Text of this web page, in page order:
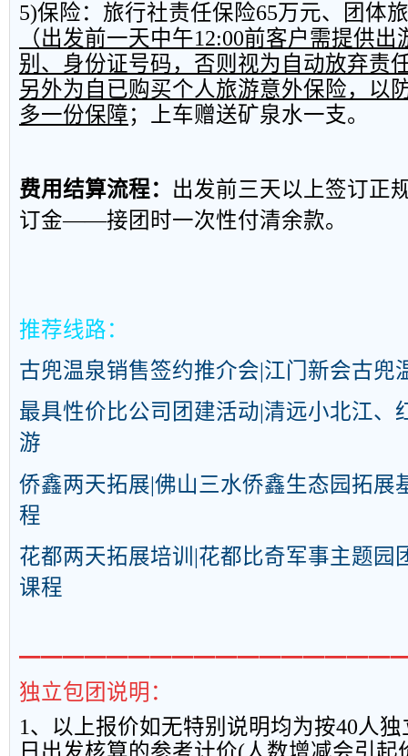
5)保险：旅行社责任保险65万元、团体
（出发前一天中午12:00前客户需提供出
别、身份证号码，否则视为自动放弃责
另外为自已购买个人旅游意外保险，以
多一份保障；上车赠送矿泉水一支。
费用结算流程： 出发前三天以上签订正
订金——接团时一次性付清余款。
推荐线路：
古兜温泉销售签约推介会|江门新会古兜
最具性价比公司团建活动|清远小北江、
游
侨鑫两天拓展|佛山三水侨鑫生态园拓展
程
花都两天拓展培训|花都比奇军事主题园
课程
独立包团说明：
1、以上报价如无特别说明均为按40人独